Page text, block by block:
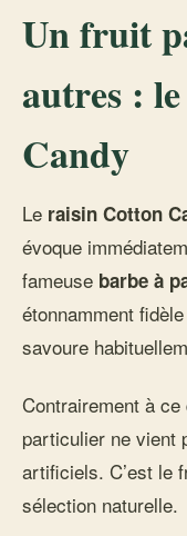
Un fruit
autres :
Candy
Le raisin Cotton
évoque
fameuse barbe à
étonnamment
savoure
Contrairement à
particulier ne vient
artificiels. C’est le
sélection naturelle.